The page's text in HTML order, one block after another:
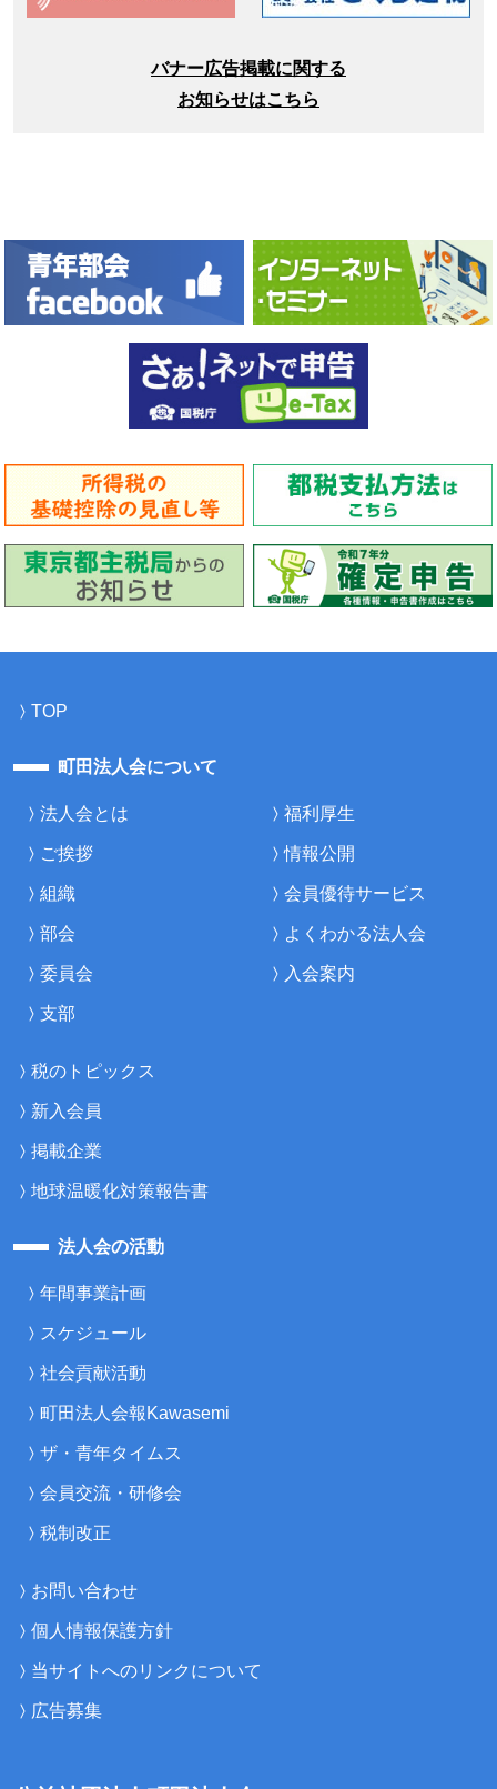
バナー広告掲載に関する
お知らせはこちら
TOP
町田法人会について
法人会とは
ご挨拶
組織
部会
委員会
支部
福利厚生
情報公開
会員優待サービス
よくわかる法人会
入会案内
税のトピックス
新入会員
掲載企業
地球温暖化対策報告書
法人会の活動
年間事業計画
スケジュール
社会貢献活動
町田法人会報Kawasemi
ザ・青年タイムス
会員交流・研修会
税制改正
お問い合わせ
個人情報保護方針
当サイトへのリンクについて
広告募集